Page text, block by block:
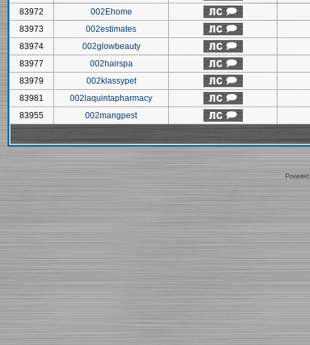
83972
002Ehome
83973
002estimates
83974
002glowbeauty
83977
002hairspa
83979
002klassypet
83981
002laquintapharmacy
83955
002mangpest